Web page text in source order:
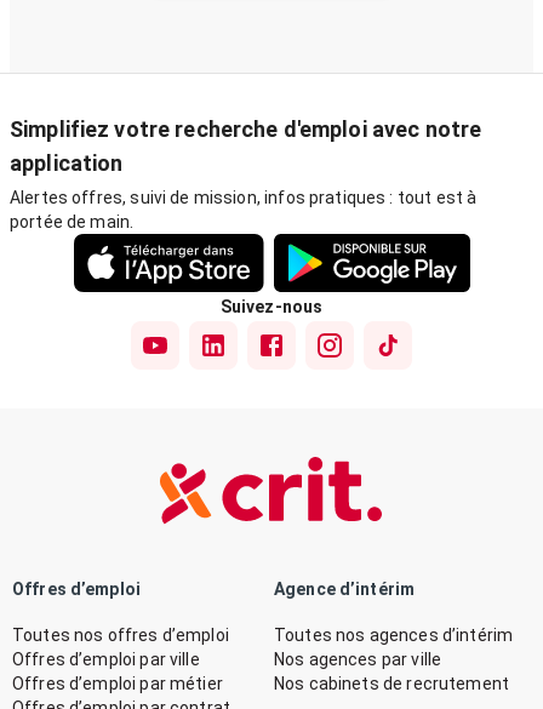
Simplifiez votre recherche d'emploi avec notre
application
Alertes offres, suivi de mission, infos pratiques : tout est à
portée de main.
Suivez-nous
Offres d’emploi
Toutes nos offres d’emploi
Offres d’emploi par ville
Offres d’emploi par métier
Agence d’intérim
Toutes nos agences d’intérim
Nos agences par ville
Nos cabinets de recrutement